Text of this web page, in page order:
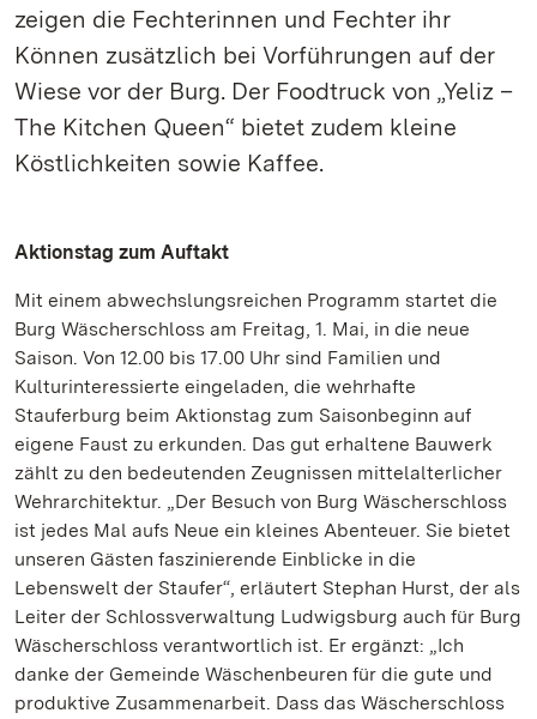
zeigen die Fechterinnen und Fechter ihr
Können zusätzlich bei Vorführungen auf der
Wiese vor der Burg. Der Foodtruck von „Yeliz –
The Kitchen Queen“ bietet zudem kleine
Köstlichkeiten sowie Kaffee.
Aktionstag zum Auftakt
Mit einem abwechslungsreichen Programm startet die
Burg Wäscherschloss am Freitag, 1. Mai, in die neue
Saison. Von 12.00 bis 17.00 Uhr sind Familien und
Kulturinteressierte eingeladen, die wehrhafte
Stauferburg beim Aktionstag zum Saisonbeginn auf
eigene Faust zu erkunden. Das gut erhaltene Bauwerk
zählt zu den bedeutenden Zeugnissen mittelalterlicher
Wehrarchitektur. „Der Besuch von Burg Wäscherschloss
ist jedes Mal aufs Neue ein kleines Abenteuer. Sie bietet
unseren Gästen faszinierende Einblicke in die
Lebenswelt der Staufer“, erläutert Stephan Hurst, der als
Leiter der Schlossverwaltung Ludwigsburg auch für Burg
Wäscherschloss verantwortlich ist. Er ergänzt: „Ich
danke der Gemeinde Wäschenbeuren für die gute und
produktive Zusammenarbeit. Dass das Wäscherschloss